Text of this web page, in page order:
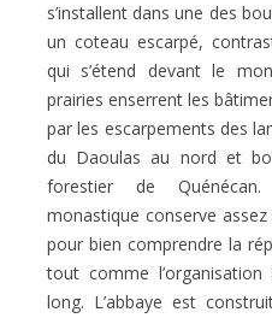
s’installent dans une des
un coteau escarpé,
qui s’étend devant le
prairies enserrent les
par les escarpements des
du Daoulas au nord et
forestier de Quénécan.
monastique conserve
pour bien comprendre la
tout comme
long. L’abbaye est